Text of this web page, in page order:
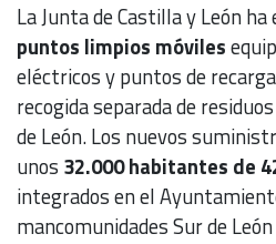
La Junta de Castilla y León
puntos limpios móviles
eléctricos y puntos de
recogida separada de
de León. Los nuevos
unos 32.000 habitantes de
integrados en el
mancomunidades Sur de